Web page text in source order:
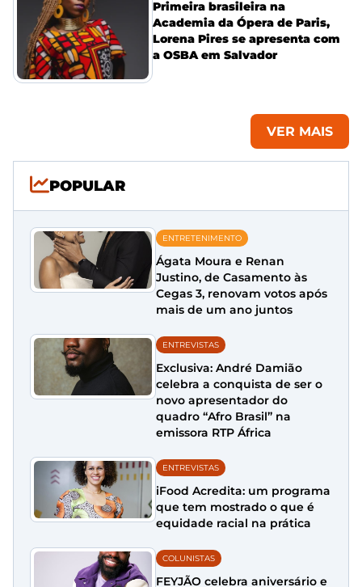
Primeira brasileira na
Academia da Ópera de Paris,
Lorena Pires se apresenta com
a OSBA em Salvador
VER MAIS
POPULAR
ENTRETENIMENTO
Ágata Moura e Renan
Justino, de Casamento às
Cegas 3, renovam votos após
mais de um ano juntos
ENTREVISTAS
Exclusiva: André Damião
celebra a conquista de ser o
novo apresentador do
quadro “Afro Brasil” na
emissora RTP África
ENTREVISTAS
iFood Acredita: um programa
que tem mostrado o que é
equidade racial na prática
COLUNISTAS
FEYJÃO celebra aniversário e